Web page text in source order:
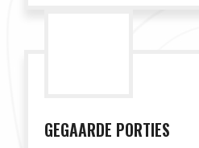
GEGAARDE PORTIES